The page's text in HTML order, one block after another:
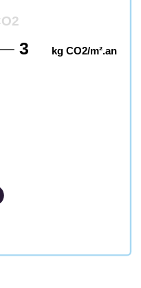
3 kg CO2/m².an